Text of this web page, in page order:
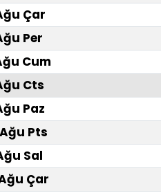
Çar
Per
Cum
Cts
Paz
Pts
Sal
Çar